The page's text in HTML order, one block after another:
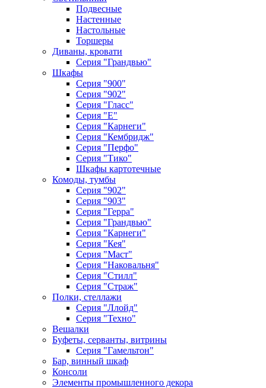
Подвесные
Настенные
Настольные
Торшеры
Диваны, кровати
Серия "Грандвью"
Шкафы
Серия "900"
Серия "902"
Серия "Гласс"
Серия "Е"
Серия "Карнеги"
Серия "Кембридж"
Серия "Перфо"
Серия "Тико"
Шкафы картотечные
Комоды, тумбы
Серия "902"
Серия "903"
Серия "Герра"
Серия "Грандвью"
Серия "Карнеги"
Серия "Кея"
Серия "Маст"
Серия "Наковальня"
Серия "Стилл"
Серия "Страж"
Полки, стеллажи
Серия "Ллойд"
Серия "Техно"
Вешалки
Буфеты, серванты, витрины
Серия "Гамельтон"
Бар, винный шкаф
Консоли
Элементы промышленного декора